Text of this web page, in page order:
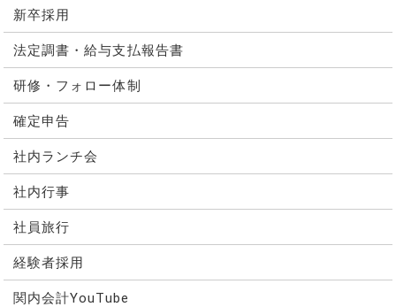
新卒採用
法定調書・給与支払報告書
研修・フォロー体制
確定申告
社内ランチ会
社内行事
社員旅行
経験者採用
関内会計YouTube